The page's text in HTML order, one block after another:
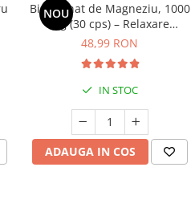
NOU
Bisglicinat de Magneziu, 1000
mg (30 cps) – Relaxare
Profundă, Somn Odihnitor și
48,99 RON
IN STOC
ADAUGA IN COS